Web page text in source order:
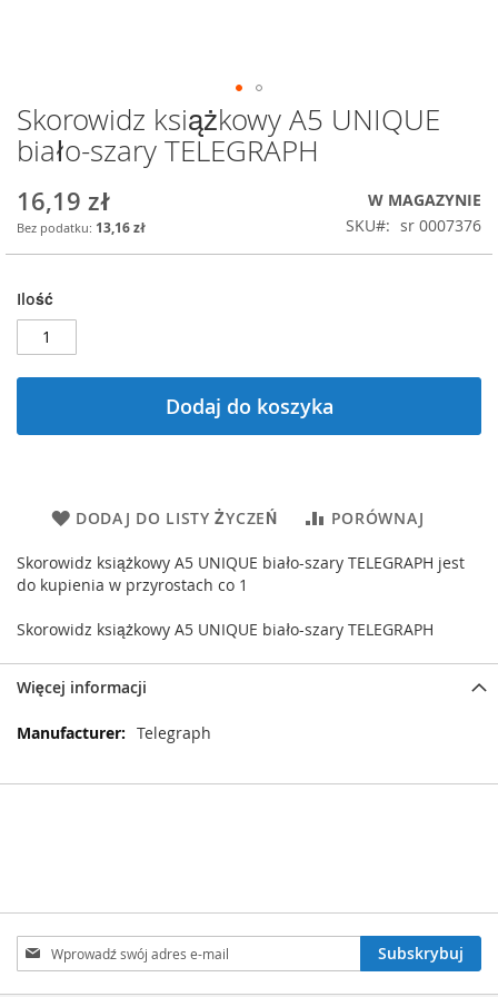
Przejdź
na
początek
Skorowidz książkowy A5 UNIQUE
biało-szary TELEGRAPH
16,19 zł
13,16 zł
W MAGAZYNIE
SKU
sr 0007376
Ilość
Dodaj do koszyka
DODAJ DO LISTY ŻYCZEŃ PORÓWNAJ
Skorowidz książkowy A5 UNIQUE biało-szary TELEGRAPH jest
do kupienia w przyrostach co 1
Skorowidz książkowy A5 UNIQUE biało-szary TELEGRAPH
Więcej informacji
Więcej
Telegraph
Subskrybuj
nasz
newsletter:
Subskrybuj